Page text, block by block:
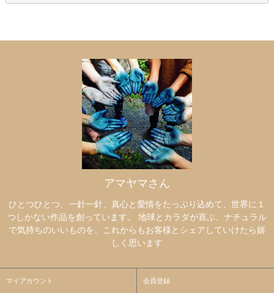
アマヤマさん
ひとつひとつ、一針一針、真心と愛情をたっぷり込めて、世界に１
つしかない作品を創っています。 地球とカラダが喜ぶ、ナチュラル
で気持ちのいいものを、これからもお客様とシェアしていけたら嬉
しく思います
マイアカウント 会員登録